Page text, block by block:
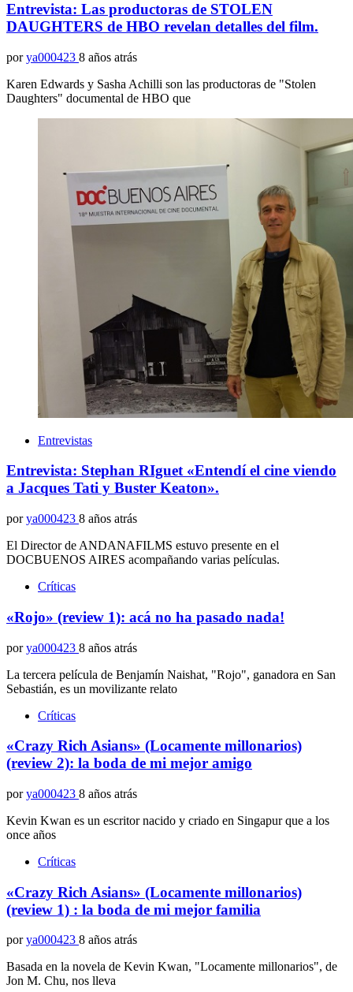
Entrevista: Las productoras de STOLEN
DAUGHTERS de HBO revelan detalles del film.
por ya000423 8 años atrás
Karen Edwards y Sasha Achilli son las productoras de "Stolen
Daughters" documental de HBO que
Entrevistas
Entrevista: Stephan RIguet «Entendí el cine viendo
a Jacques Tati y Buster Keaton».
por ya000423 8 años atrás
El Director de ANDANAFILMS estuvo presente en el
DOCBUENOS AIRES acompañando varias películas.
Críticas
«Rojo» (review 1): acá no ha pasado nada!
por ya000423 8 años atrás
La tercera película de Benjamín Naishat, "Rojo", ganadora en San
Sebastián, es un movilizante relato
Críticas
«Crazy Rich Asians» (Locamente millonarios)
(review 2): la boda de mi mejor amigo
por ya000423 8 años atrás
Kevin Kwan es un escritor nacido y criado en Singapur que a los
once años
Críticas
«Crazy Rich Asians» (Locamente millonarios)
(review 1) : la boda de mi mejor familia
por ya000423 8 años atrás
Basada en la novela de Kevin Kwan, "Locamente millonarios", de
Jon M. Chu, nos lleva